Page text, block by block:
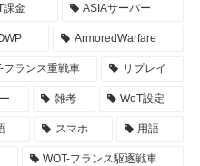
課金 ASIAサーバー
ArmoredWarfare
フランス重戦車 リプレイ
雑考 WoT設定
スマホ 用語
WOT-フランス駆逐戦車